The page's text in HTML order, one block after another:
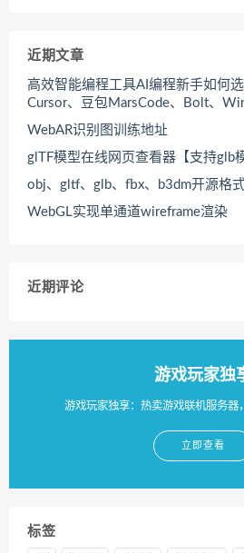
近期文章
高效智能编程工具AI编程新手如何
Cursor、豆包MarsCode、Bolt、
WebAR识别图训练地址
glTF模型在线网页查看器【支持glb
obj、gltf、glb、fbx、b3dm开源格
WebGL实现单通道wireframe渲染
近期评论
游戏玩家独
游戏玩家独享：热卖游戏联机服务器
立即查看
标签